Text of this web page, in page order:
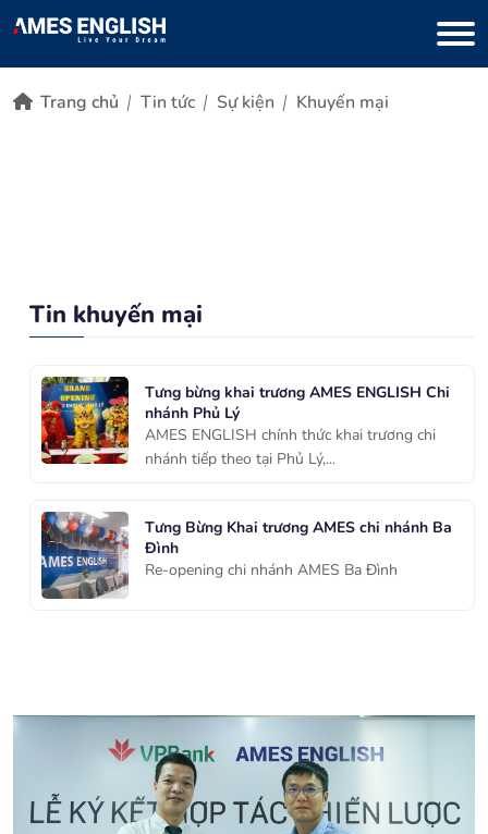
Trang chủ Tin tức Sự kiện Khuyến mại
AMES English đồng hành cùng cuộc thi Hoa khôi
Tin khuyến mại
Tưng bừng khai trương AMES ENGLISH Chi
nhánh Phủ Lý
AMES ENGLISH chính thức khai trương chi
nhánh tiếp theo tại Phủ Lý,...
Tưng Bừng Khai trương AMES chi nhánh Ba
Đình
Re-opening chi nhánh AMES Ba Đình